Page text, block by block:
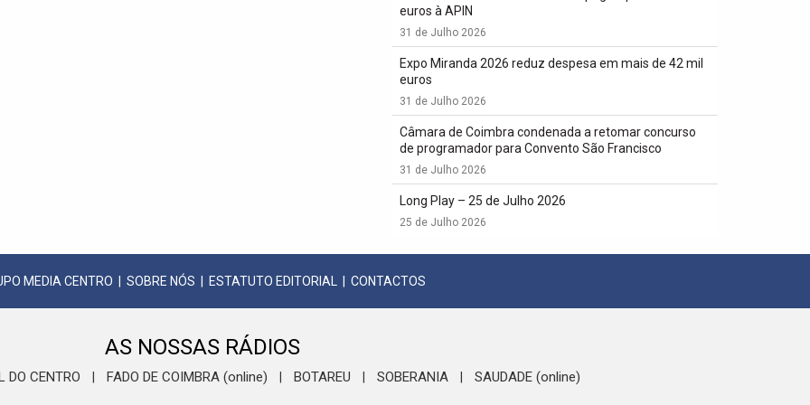
euros à APIN
31 de Julho 2026
Expo Miranda 2026 reduz despesa em mais de 42 mil
euros
31 de Julho 2026
Câmara de Coimbra condenada a retomar concurso
de programador para Convento São Francisco
31 de Julho 2026
Long Play – 25 de Julho 2026
25 de Julho 2026
MEDIA CENTRO SOBRE NÓS ESTATUTO EDITORIAL CONTACTOS
AS NOSSAS RÁDIOS
DO CENTRO FADO DE COIMBRA (online) BOTAREU SOBERANIA SAUDADE (online)